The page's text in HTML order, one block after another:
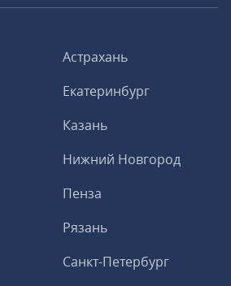
Астрахань
Екатеринбург
Казань
Нижний Новгород
Пенза
Рязань
Санкт-Петербург